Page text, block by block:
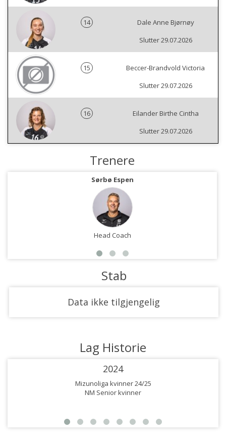
14
Dale Anne Bjørnøy
Slutter 29.07.2026
15
Beccer-Brandvold Victoria
Slutter 29.07.2026
16
Eilander Birthe Cintha
Slutter 29.07.2026
Trenere
Sørbø Espen
Head Coach
Stab
Data ikke tilgjengelig
Lag Historie
2024
Mizunoliga kvinner 24/25
NM Senior kvinner